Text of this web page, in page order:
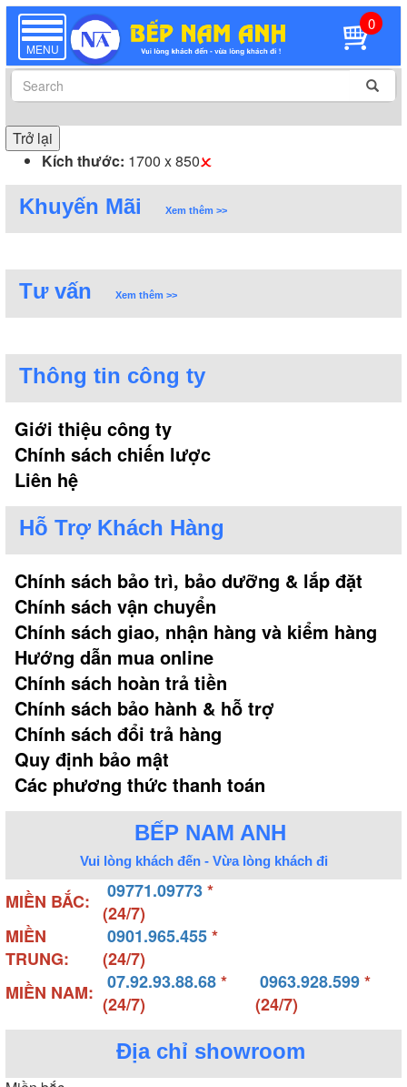
TOGGLE
NAVIGATION
MENU
0
Trở lại
Kích thước: 1700 x 850
Khuyến Mãi Xem thêm >>
Tư vấn Xem thêm >>
Thông tin công ty
Giới thiệu công ty
Chính sách chiến lược
Liên hệ
Hỗ Trợ Khách Hàng
Chính sách bảo trì, bảo dưỡng & lắp đặt
Chính sách vận chuyển
Chính sách giao, nhận hàng và kiểm hàng
Hướng dẫn mua online
Chính sách hoàn trả tiền
Chính sách bảo hành & hỗ trợ
Chính sách đổi trả hàng
Quy định bảo mật
Các phương thức thanh toán
BẾP NAM ANH
Vui lòng khách đến - Vừa lòng khách đi
MIỀN BẮC: 09771.09773*
(24/7)
MIỀN
TRUNG:
0901.965.455*
(24/7)
MIỀN NAM:
07.92.93.88.68*
(24/7)
0963.928.599*
(24/7)
Địa chỉ showroom